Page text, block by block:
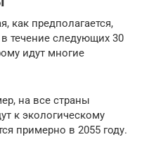
как предполагается,
течение следующих 30
идут многие
на все страны
к экологическому
примерно в 2055 году.